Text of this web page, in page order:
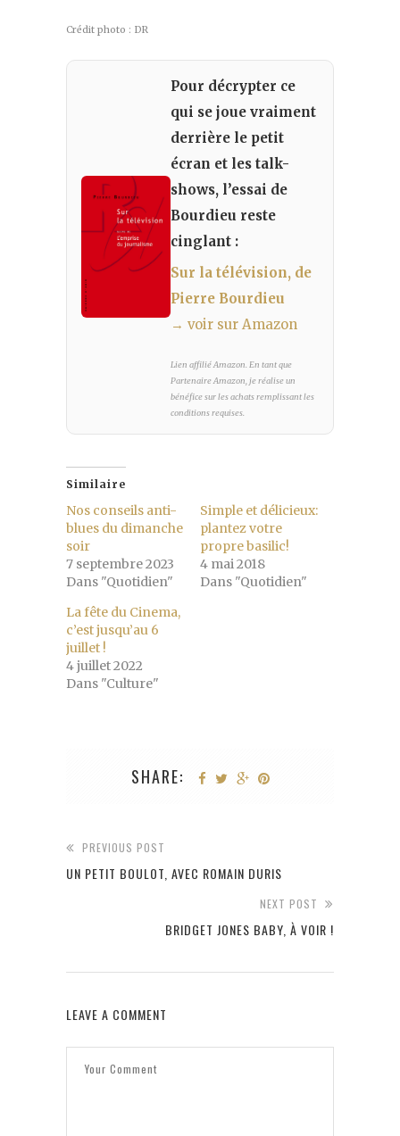
Crédit photo : DR
Pour décrypter ce
qui se joue vraiment
derrière le petit
écran et les talk-
shows, l’essai de
Bourdieu reste
cinglant :
Sur la télévision, de
Pierre Bourdieu
→ voir sur Amazon
Lien affilié Amazon. En tant que
Partenaire Amazon, je réalise un
bénéfice sur les achats remplissant les
conditions requises.
Similaire
Nos conseils anti-
blues du dimanche
soir
7 septembre 2023
Dans "Quotidien"
Simple et délicieux:
plantez votre
propre basilic!
4 mai 2018
Dans "Quotidien"
La fête du Cinema,
c’est jusqu’au 6
juillet !
4 juillet 2022
Dans "Culture"
SHARE:
PREVIOUS POST
UN PETIT BOULOT, AVEC ROMAIN DURIS
NEXT POST
BRIDGET JONES BABY, À VOIR !
LEAVE A COMMENT